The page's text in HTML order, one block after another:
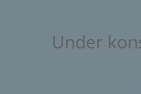
Under